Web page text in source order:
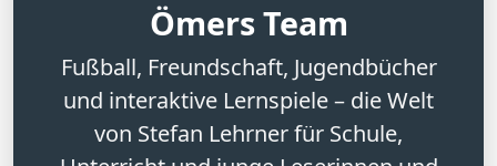
Ömers Team
Fußball, Freundschaft, Jugendbücher
und interaktive Lernspiele – die Welt
von Stefan Lehrner für Schule,